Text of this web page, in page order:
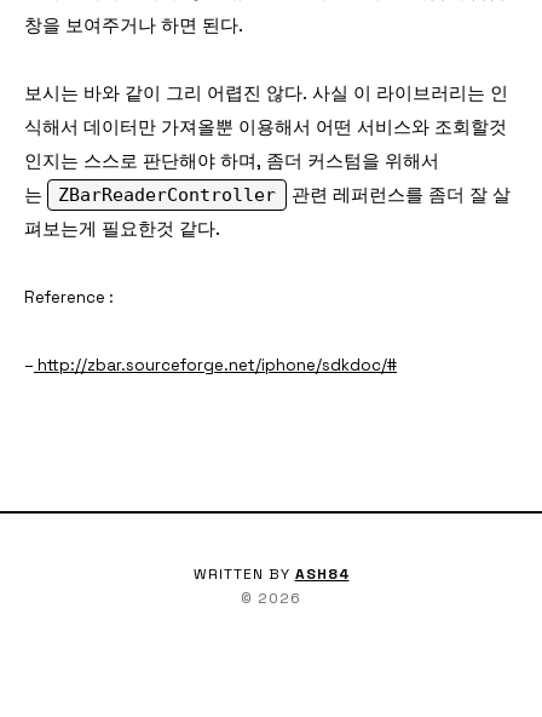
창을 보여주거나 하면 된다.
보시는 바와 같이 그리 어렵진 않다. 사실 이 라이브러리는 인
식해서 데이터만 가져올뿐 이용해서 어떤 서비스와 조회할것
인지는 스스로 판단해야 하며, 좀더 커스텀을 위해서
는
ZBarReaderController
관련 레퍼런스를 좀더 잘 살
펴보는게 필요한것 같다.
Reference :
– http://zbar.sourceforge.net/iphone/sdkdoc/#
WRITTEN BY ASH84
© 2026